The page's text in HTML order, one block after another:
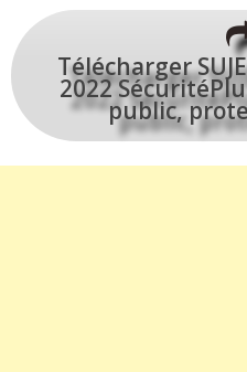
Télécharger
2022
public,